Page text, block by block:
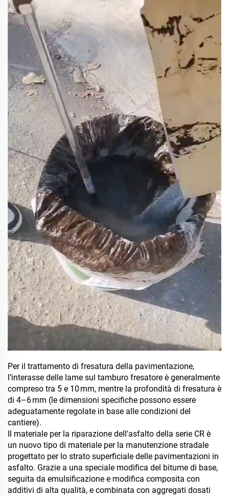
Per il trattamento di fresatura della pavimentazione,
l’interasse delle lame sul tamburo fresatore è generalmente
compreso tra 5 e 10 mm, mentre la profondità di fresatura è
di 4–6 mm (le dimensioni specifiche possono essere
adeguatamente regolate in base alle condizioni del
cantiere).
Il materiale per la riparazione dell'asfalto della serie CR è
un nuovo tipo di materiale per la manutenzione stradale
progettato per lo strato superficiale delle pavimentazioni in
asfalto. Grazie a una speciale modifica del bitume di base,
seguita da emulsificazione e modifica composita con
additivi di alta qualità, e combinata con aggregati dosati